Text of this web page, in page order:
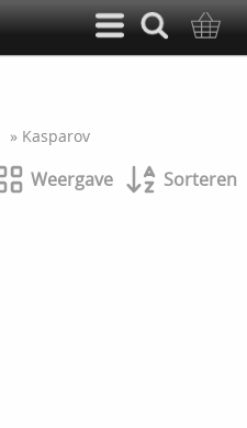
» Kasparov
Weergave Sorteren